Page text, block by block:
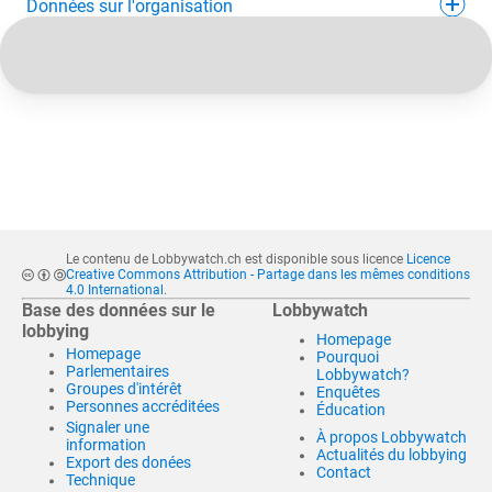
Données sur l'organisation
Le contenu de Lobbywatch.ch est disponible sous licence Licence
Creative Commons Attribution - Partage dans les mêmes conditions
4.0 International .
Base des données sur le
lobbying
Homepage
Parlementaires
Groupes d'intérêt
Personnes accréditées
Signaler une
information
Export des donées
Technique
Lobbywatch
Homepage
Pourquoi
Lobbywatch?
Enquêtes
Éducation
À propos Lobbywatch
Actualités du lobbying
Contact